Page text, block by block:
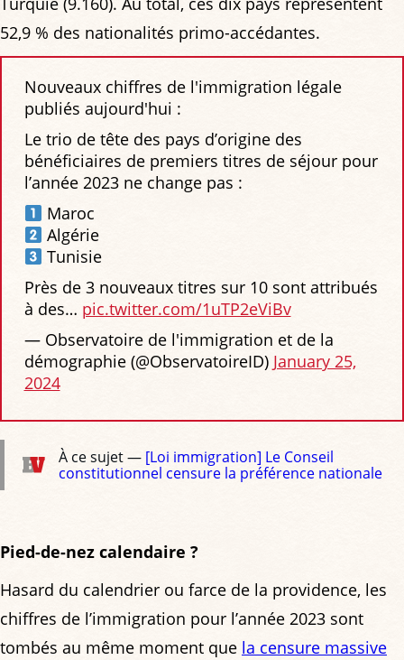
52,9 % des nationalités primo-accédantes.
Nouveaux chiffres de l'immigration légale
publiés aujourd'hui :
Le trio de tête des pays d’origine des
bénéficiaires de premiers titres de séjour pour
l’année 2023 ne change pas :
Maroc
Algérie
Tunisie
Près de 3 nouveaux titres sur 10 sont attribués
à des… pic.twitter.com/1uTP2eViBv
— Observatoire de l'immigration et de la
démographie (@ObservatoireID) January 25,
2024
À ce sujet — [Loi immigration] Le Conseil
constitutionnel censure la préférence nationale
Pied-de-nez calendaire ?
Hasard du calendrier ou farce de la providence, les
chiffres de l’immigration pour l’année 2023 sont
tombés au même moment que la censure massive